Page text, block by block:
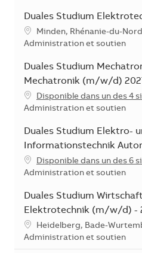
Duales Studium
Emplacement
Minden, Rhénanie-du-
Catégorie
Administration et soutien
Duales Studium
Mechatronik (m/w/d)
Disponible dans un des 4
Catégorie
Administration et soutien
Duales Studium Elektro-
Informationstechnik
Disponible dans un des 6
Catégorie
Administration et soutien
Duales Studium
Elektrotechnik (m/w/d) -
Emplacement
Heidelberg, Bade-
Catégorie
Administration et soutien